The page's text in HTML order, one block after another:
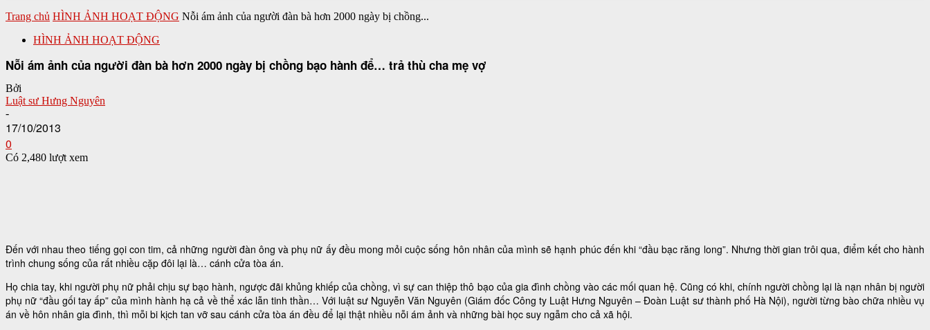
Trang chủ HÌNH ẢNH HOẠT ĐỘNG Nỗi ám ảnh của người đàn bà hơn 2000 ngày bị chồng...
HÌNH ẢNH HOẠT ĐỘNG
Nỗi ám ảnh của người đàn bà hơn 2000 ngày bị chồng bạo hành để… trả thù cha mẹ vợ
Bởi
Luật sư Hưng Nguyên
-
17/10/2013
0
Có 2,480 lượt xem
Đến với nhau theo tiếng gọi con tim, cả những người đàn ông và phụ nữ ấy đều mong mỏi cuộc sống hôn nhân của mình sẽ hạnh phúc đến khi “đầu bạc răng long”. Nhưng thời gian trôi qua, điểm kết cho hành
trình chung sống của rất nhiều cặp đôi lại là… cánh cửa tòa án.
Họ chia tay, khi người phụ nữ phải chịu sự bạo hành, ngược đãi khủng khiếp của chồng, vì sự can thiệp thô bạo của gia đình chồng vào các mối quan hệ. Cũng có khi, chính người chồng lại là nạn nhân bị người
phụ nữ “đầu gối tay ấp” của mình hành hạ cả về thể xác lẫn tinh thần… Với luật sư Nguyễn Văn Nguyên (Giám đốc Công ty Luật Hưng Nguyên – Đoàn Luật sư thành phố Hà Nội), người từng bào chữa nhiều vụ
án về hôn nhân gia đình, thì mỗi bi kịch tan vỡ sau cánh cửa tòa án đều để lại thật nhiều nỗi ám ảnh và những bài học suy ngẫm cho cả xã hội.